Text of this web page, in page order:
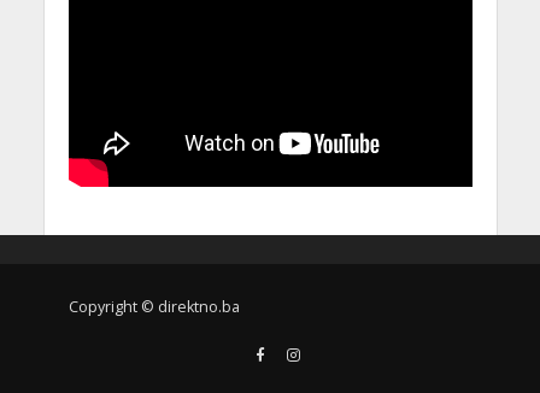
Copyright © direktno.ba